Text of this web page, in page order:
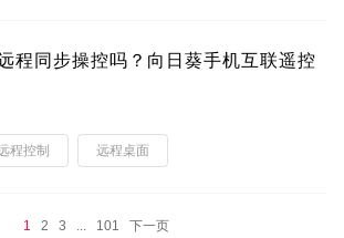
程同步操控吗？向日葵手机互联遥控
程控制 远程桌面
1 2 3 ... 101 下一页